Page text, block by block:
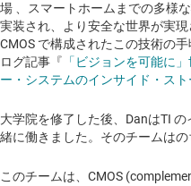
場 、スマートホームまでの多様
実装され、より安全な世界が実
CMOS で構成されたこの技術の
ログ記事『 「ビジョンを可能に
ー・システムのインサイド・スト
大学院を修了した後、DanはTI
緒に働きました。そのチームは
このチームは、CMOS